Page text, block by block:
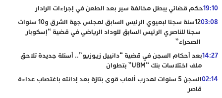
19:10حكم قضائي يبطل مخالفة سير بعد الطعن في إجراءات الرادار
03:08
12سنة سجنا لبعيوي الرئيس السابق لمجلس جهة الشرق و10 سنوات
سجنا للناصري الرئيس السابق للوداد الرياضي في قضية “إسكوبار
الصحراء”
14:27بعد أحكام السجن في قضية “دانييل زيوزيو”.. أسئلة جديدة تلاحق
ملف اختلاسات بنك “UBM” بتطوان
02:14
السجن 5 سنوات لمدرب ألعاب قوى بتازة بعد إدانته باغتصاب عداءة
قاصر